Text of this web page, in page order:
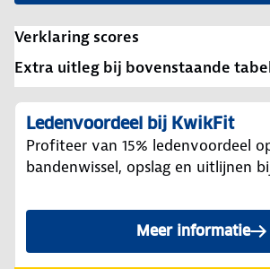
Verklaring scores
Extra uitleg bij bovenstaande
Ledenvoordeel bij KwikFit
Profiteer van 15% ledenvoordeel
bandenwissel, opslag en uitlijnen
Meer informatie